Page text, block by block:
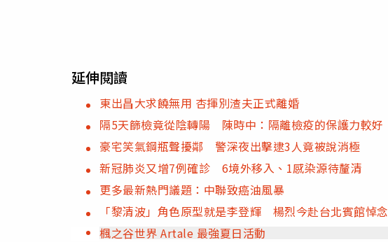
延伸閱讀
東出昌大求饒無用 杏揮別渣夫正式離婚
隔5天篩檢竟從陰轉陽 陳時中：隔離檢疫的保護力較好
豪宅笑氣鋼瓶聲擾鄰 警深夜出擊逮3人竟被說消極
新冠肺炎又增7例確診 6境外移入、1感染源待釐清
更多最新熱門議題：中聯致癌油風暴
「黎清波」角色原型就是李登輝 楊烈今赴台北賓館悼念
楓之谷世界 Artale 最強夏日活動